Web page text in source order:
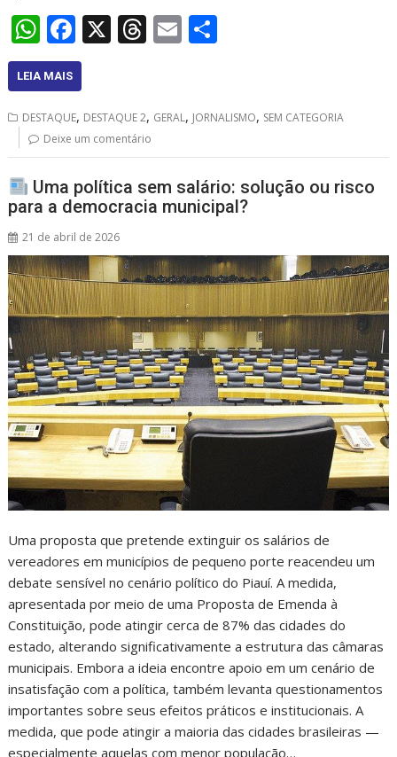
W
h
at
s
A
p
p
F
ac
e
b
o
o
k
X T
a
d
s
E
l e
LEIA MAIS
DESTAQUE, DESTAQUE 2, GERAL, JORNALISMO, SEM CATEGORIA
Deixe um comentário
Uma política sem salário: solução ou risco
para a democracia municipal?
21 de abril de 2026
Uma proposta que pretende extinguir os salários de
vereadores em municípios de pequeno porte reacendeu um
debate sensível no cenário político do Piauí. A medida,
apresentada por meio de uma Proposta de Emenda à
Constituição, pode atingir cerca de 87% das cidades do
estado, alterando significativamente a estrutura das câmaras
municipais. Embora a ideia encontre apoio em um cenário de
insatisfação com a política, também levanta questionamentos
importantes sobre seus efeitos práticos e institucionais. A
medida, que pode atingir a maioria das cidades brasileiras —
especialmente aquelas com menor população…